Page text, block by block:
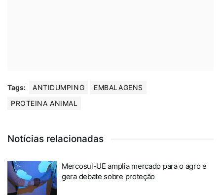
Tags: ANTIDUMPING
EMBALAGENS
PROTEINA ANIMAL
Notícias relacionadas
Mercosul-UE amplia mercado para o agro e
gera debate sobre proteção